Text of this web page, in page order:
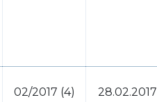
02/2017 (4) 28.02.2017